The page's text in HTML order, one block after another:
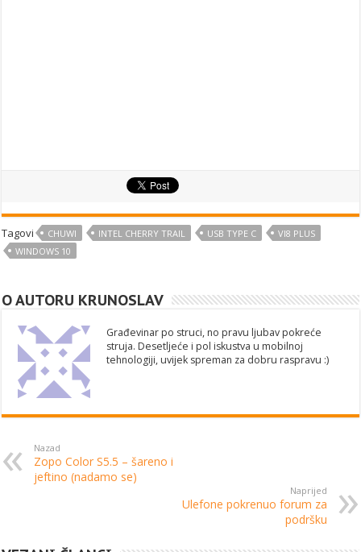
Tagovi CHUWI INTEL CHERRY TRAIL USB TYPE C
VI8 PLUS
WINDOWS 10
O AUTORU KRUNOSLAV
Građevinar po struci, no pravu ljubav pokreće
struja. Desetljeće i pol iskustva u mobilnoj
tehnologiji, uvijek spreman za dobru raspravu :)
Nazad
Zopo Color S5.5 – šareno i
jeftino (nadamo se)
Naprijed
Ulefone pokrenuo forum za
podršku